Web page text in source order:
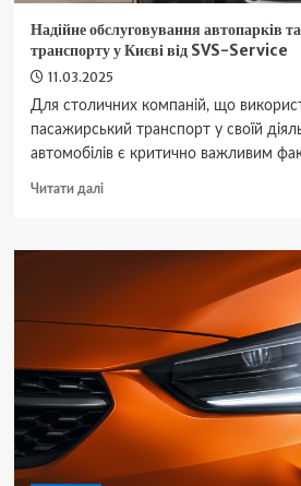
Надійне обслуговування автопарків
транспорту у Києві від SVS-Service
11.03.2025
Для столичних компаній, що
пасажирський транспорт у своїй
автомобілів є критично важливим
Читати даліДокладніше
обслуговування
корпоративного
транспорту
Києві
від
SVS-
Service